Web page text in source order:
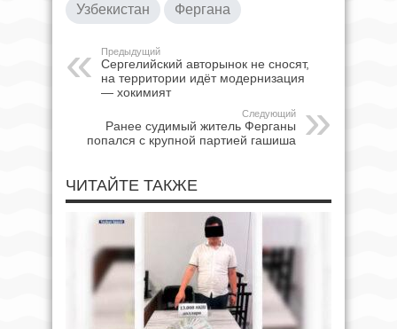
Узбекистан Фергана
Предыдущий
Сергелийский авторынок не сносят,
на территории идёт модернизация
— хокимият
Следующий
Ранее судимый житель Ферганы
попался с крупной партией гашиша
ЧИТАЙТЕ ТАКЖЕ